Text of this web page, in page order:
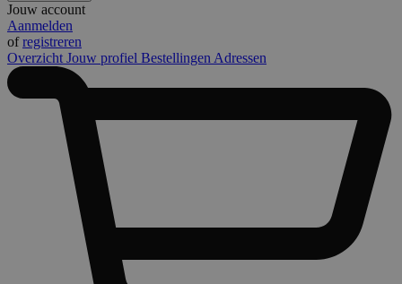
Jouw account
Aanmelden
ofregistreren
Overzicht Jouw profiel Bestellingen Adressen